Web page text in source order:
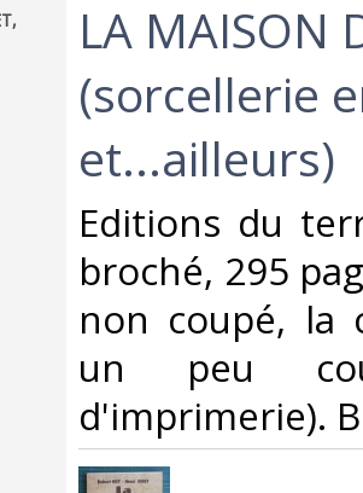
‎LA MAISON
(sorcellerie
et...ailleurs)‎
‎Editions du
broché, 295
non coupé, la
un peu
d'imprimerie).